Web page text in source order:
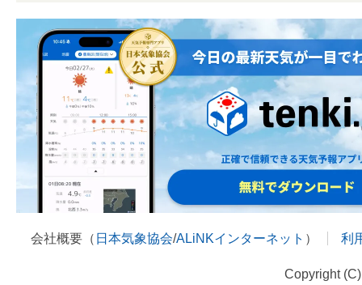
会社概要（ 日本気象協会/ALiNKインターネット ） 利
Copyright